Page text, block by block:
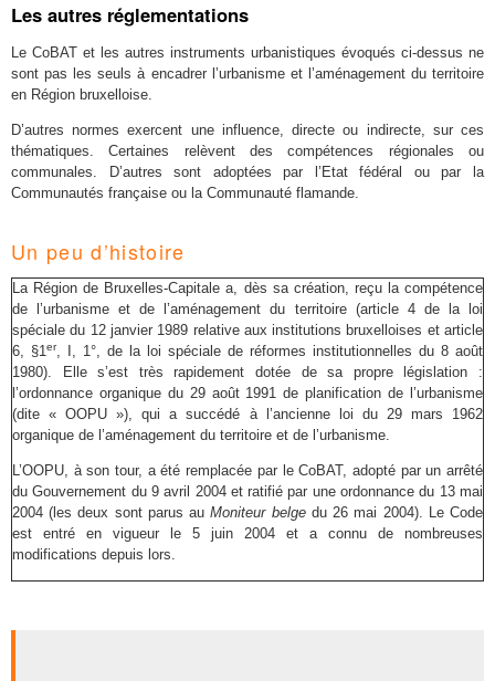
Les autres réglementations
Le CoBAT et les autres instruments urbanistiques évoqués ci-dessus ne
sont pas les seuls à encadrer l’urbanisme et l’aménagement du territoire
en Région bruxelloise.
D’autres normes exercent une influence, directe ou indirecte, sur ces
thématiques. Certaines relèvent des compétences régionales ou
communales. D’autres sont adoptées par l’Etat fédéral ou par la
Communautés française ou la Communauté flamande.
Un peu d’histoire
La Région de Bruxelles-Capitale a, dès sa création, reçu la compétence
de l’urbanisme et de l’aménagement du territoire (article 4 de la loi
spéciale du 12 janvier 1989 relative aux institutions bruxelloises et article
6, §1 er, I, 1°, de la loi spéciale de réformes institutionnelles du 8 août
1980). Elle s’est très rapidement dotée de sa propre législation :
l’ordonnance organique du 29 août 1991 de planification de l’urbanisme
(dite « OOPU »), qui a succédé à l’ancienne loi du 29 mars 1962
organique de l’aménagement du territoire et de l’urbanisme.
L’OOPU, à son tour, a été remplacée par le CoBAT, adopté par un arrêté
du Gouvernement du 9 avril 2004 et ratifié par une ordonnance du 13 mai
2004 (les deux sont parus auMoniteur belgedu 26 mai 2004). Le Code
est entré en vigueur le 5 juin 2004 et a connu de nombreuses
modifications depuis lors.